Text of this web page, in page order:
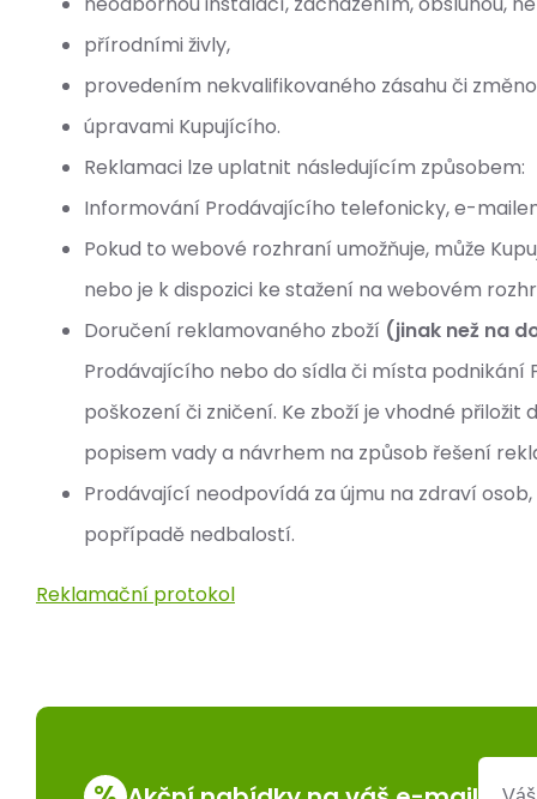
přírodními živly,
provedením nekvalifikovaného zásahu či
úpravami Kupujícího.
Reklamaci lze uplatnit následujícím způsobem:
Informování Prodávajícího telefonicky, e-
Pokud to webové rozhraní umožňuje, může
nebo je k dispozici ke stažení na webovém
Doručení reklamovaného zboží (jinak než na
Prodávajícího nebo do sídla či místa podnikání
poškození či zničení. Ke zboží je vhodné
popisem vady a návrhem na způsob řešení
Prodávající neodpovídá za újmu na zdraví
popřípadě nedbalostí.
Reklamační protokol